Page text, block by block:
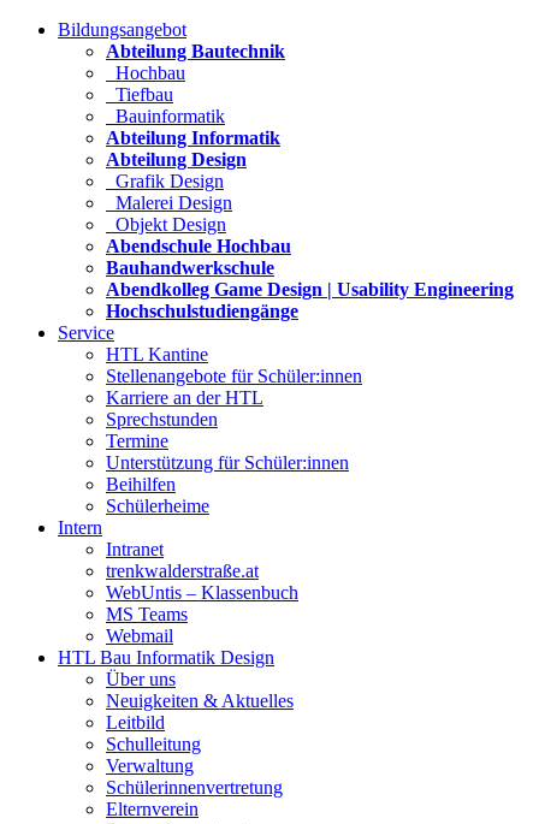
Bildungsangebot
Abteilung Bautechnik
Hochbau
Tiefbau
Bauinformatik
Abteilung Informatik
Abteilung Design
Grafik Design
Malerei Design
Objekt Design
Abendschule Hochbau
Bauhandwerkschule
Abendkolleg Game Design | Usability Engineering
Hochschulstudiengänge
Service
HTL Kantine
Stellenangebote für Schüler:innen
Karriere an der HTL
Sprechstunden
Termine
Unterstützung für Schüler:innen
Beihilfen
Schülerheime
Intern
Intranet
trenkwalderstraße.at
WebUntis – Klassenbuch
MS Teams
Webmail
HTL Bau Informatik Design
Über uns
Neuigkeiten & Aktuelles
Leitbild
Schulleitung
Verwaltung
Schülerinnenvertretung
Elternverein